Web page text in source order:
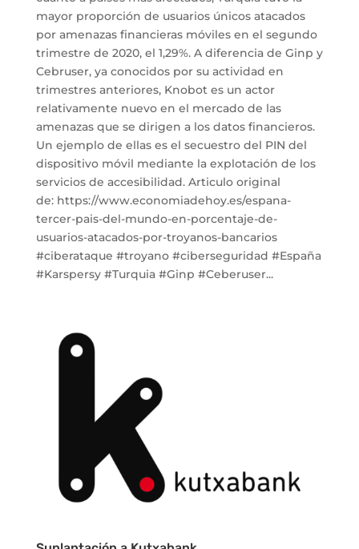
mayor proporción de usuarios únicos atacados
por amenazas financieras móviles en el segundo
trimestre de 2020, el 1,29%. A diferencia de Ginp y
Cebruser, ya conocidos por su actividad en
trimestres anteriores, Knobot es un actor
relativamente nuevo en el mercado de las
amenazas que se dirigen a los datos financieros.
Un ejemplo de ellas es el secuestro del PIN del
dispositivo móvil mediante la explotación de los
servicios de accesibilidad. Articulo original
de: https://www.economiadehoy.es/espana-
tercer-pais-del-mundo-en-porcentaje-de-
usuarios-atacados-por-troyanos-bancarios
#ciberataque #troyano #ciberseguridad #España
#Karspersy #Turquia #Ginp #Ceberuser...